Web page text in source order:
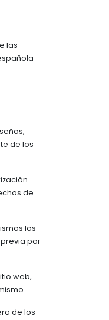
las
de los
de
los
por
web,
de los